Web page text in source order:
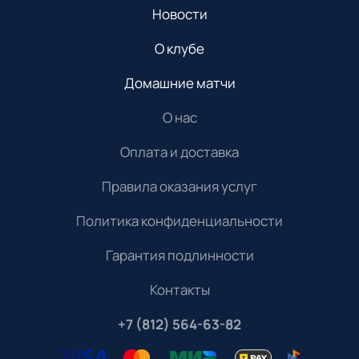
Новости
О клубе
Домашние матчи
О нас
Оплата и доставка
Правила оказания услуг
Политика конфиденциальности
Гарантия подлинности
Контакты
+7 (812) 564-63-82